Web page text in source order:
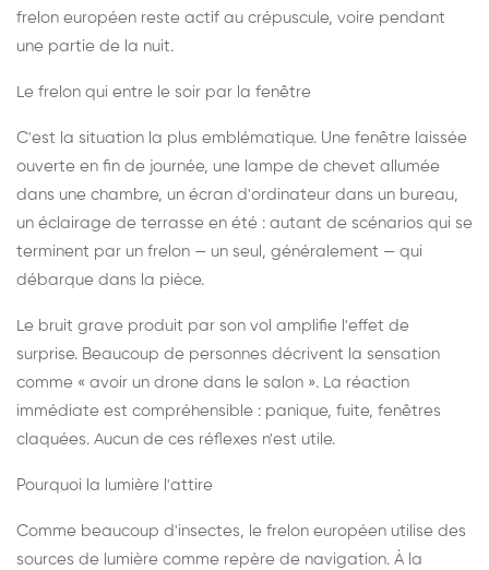
frelon européen reste actif au crépuscule, voire pendant
une partie de la nuit.
Le frelon qui entre le soir par la fenêtre
C'est la situation la plus emblématique. Une fenêtre laissée
ouverte en fin de journée, une lampe de chevet allumée
dans une chambre, un écran d'ordinateur dans un bureau,
un éclairage de terrasse en été : autant de scénarios qui se
terminent par un frelon — un seul, généralement — qui
débarque dans la pièce.
Le bruit grave produit par son vol amplifie l'effet de
surprise. Beaucoup de personnes décrivent la sensation
comme « avoir un drone dans le salon ». La réaction
immédiate est compréhensible : panique, fuite, fenêtres
claquées. Aucun de ces réflexes n'est utile.
Pourquoi la lumière l'attire
Comme beaucoup d'insectes, le frelon européen utilise des
sources de lumière comme repère de navigation. À la